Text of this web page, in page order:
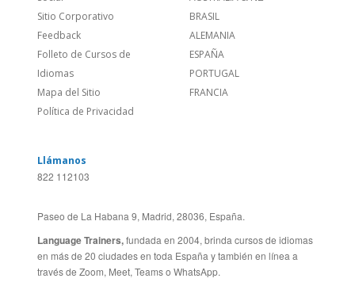
Social
Sitio Corporativo
Feedback
Folleto de Cursos de
Idiomas
Mapa del Sitio
AUSTRALIA & NZ
BRASIL
ALEMANIA
ESPAÑA
PORTUGAL
Llámanos
Paseo de La Habana 9, Madrid, 28036, España.
Language Trainers,fundada en 2004, brinda cursos de idiomas
en más de 20 ciudades en toda España y también en línea a